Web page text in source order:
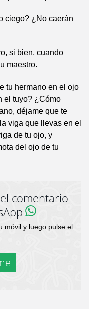
ciego? ¿No caerán
si bien, cuando
maestro.
tu hermano en el ojo
el tuyo? ¿Cómo
déjame que te
viga que llevas en el
de tu ojo, y
del ojo de tu
comentario
móvil y luego pulse el